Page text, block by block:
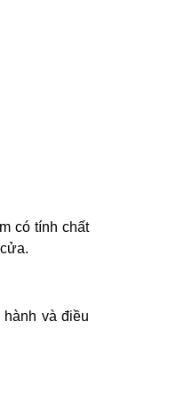
có tính chất
và điều